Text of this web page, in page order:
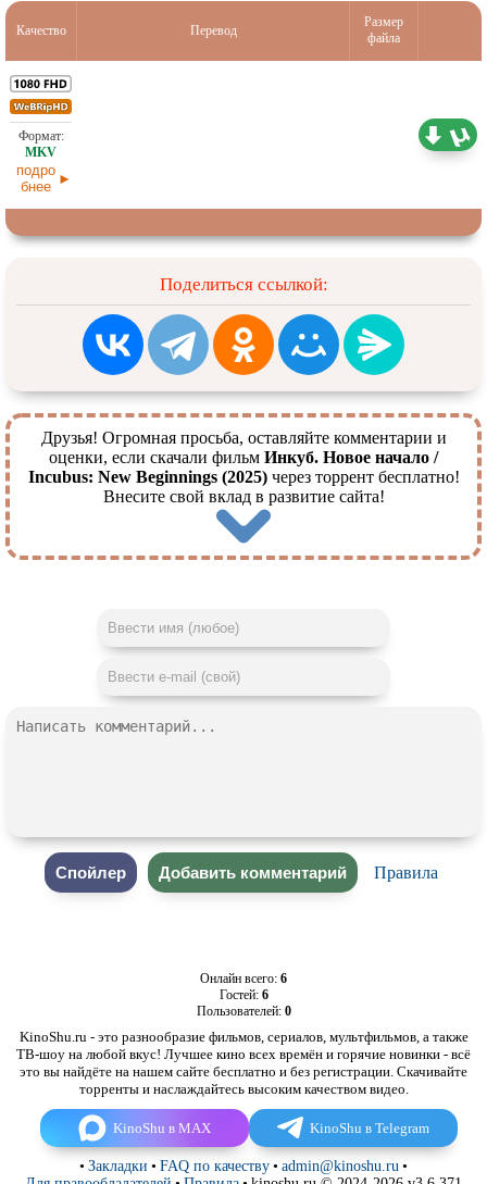
Качество Перевод
Размер
файла
подро
бнее
Поделиться ссылкой:
Друзья! Огромная просьба, оставляйте комментарии и
оценки, если скачали фильм Инкуб. Новое начало /
Incubus: New Beginnings (2025)через торрент бесплатно!
Внесите свой вклад в развитие сайта!
Правила
Онлайн всего: 6
Гостей: 6
Пользователей: 0
KinoShu.ru - это разнообразие фильмов, сериалов, мультфильмов, а также
ТВ-шоу на любой вкус! Лучшее кино всех времён и горячие новинки - всё
это вы найдёте на нашем сайте бесплатно и без регистрации. Скачивайте
торренты и наслаждайтесь высоким качеством видео.
KinoShu в MAX KinoShu в Telegram
• Закладки • FAQ по качеству • admin@kinoshu.ru •